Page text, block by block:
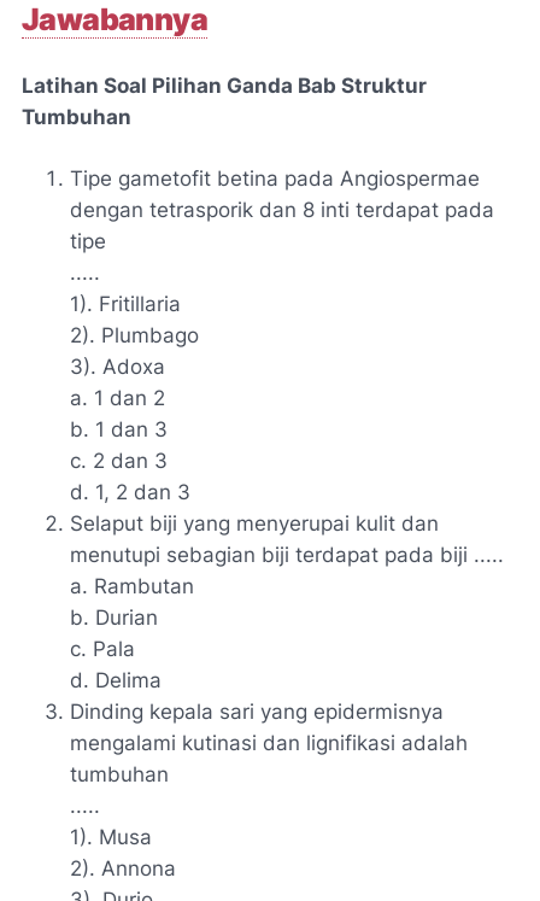
Jawabannya
Latihan Soal Pilihan Ganda Bab Struktur
Tumbuhan
Tipe gametofit betina pada Angiospermae
dengan tetrasporik dan 8 inti terdapat pada
tipe
.....
1). Fritillaria
2). Plumbago
3). Adoxa
a. 1 dan 2
b. 1 dan 3
c. 2 dan 3
d. 1, 2 dan 3
Selaput biji yang menyerupai kulit dan
menutupi sebagian biji terdapat pada biji .....
a. Rambutan
b. Durian
c. Pala
d. Delima
Dinding kepala sari yang epidermisnya
mengalami kutinasi dan lignifikasi adalah
tumbuhan
.....
1). Musa
2). Annona